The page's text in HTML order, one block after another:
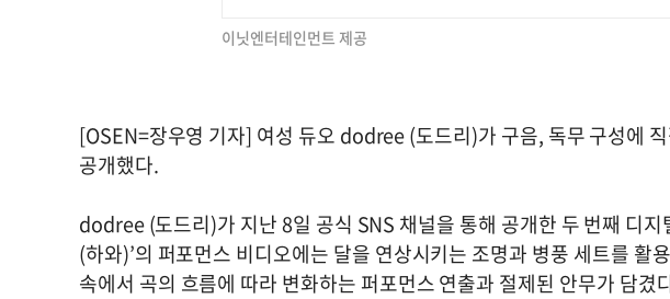
이닛엔터테인먼트 제공
[OSEN=장우영 기자] 여성 듀오 dodree (도드리)가 구음, 독무 구성에
공개했다.
dodree (도드리)가 지난 8일 공식 SNS 채널을 통해 공개한 두 번째 디
(하와)’의 퍼포먼스 비디오에는 달을 연상시키는 조명과 병풍 세트를 활
속에서 곡의 흐름에 따라 변화하는 퍼포먼스 연출과 절제된 안무가 담겼